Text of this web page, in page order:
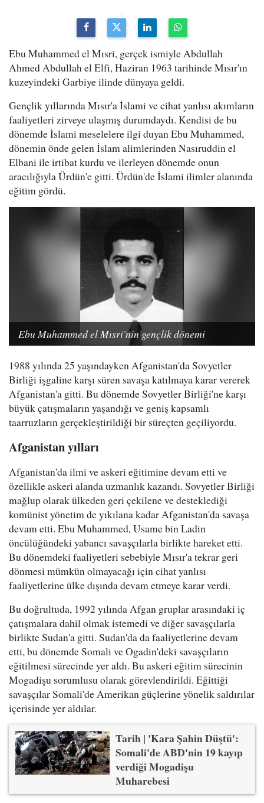
Ebu Muhammed el Mısri, gerçek ismiyle Abdullah
Ahmed Abdullah el Elfi, Haziran 1963 tarihinde Mısır'ın
kuzeyindeki Garbiye ilinde dünyaya geldi.
Gençlik yıllarında Mısır'a İslami ve cihat yanlısı akımların
faaliyetleri zirveye ulaşmış durumdaydı. Kendisi de bu
dönemde İslami meselelere ilgi duyan Ebu Muhammed,
dönemin önde gelen İslam alimlerinden Nasıruddin el
Elbani ile irtibat kurdu ve ilerleyen dönemde onun
aracılığıyla Ürdün'e gitti. Ürdün'de İslami ilimler alanında
eğitim gördü.
Ebu Muhammed el Mısri'nin gençlik dönemi
1988 yılında 25 yaşındayken Afganistan'da Sovyetler
Birliği işgaline karşı süren savaşa katılmaya karar vererek
Afganistan'a gitti. Bu dönemde Sovyetler Birliği'ne karşı
büyük çatışmaların yaşandığı ve geniş kapsamlı
taarruzların gerçekleştirildiği bir süreçten geçiliyordu.
Afganistan yılları
Afganistan'da ilmi ve askeri eğitimine devam etti ve
özellikle askeri alanda uzmanlık kazandı. Sovyetler Birliği
mağlup olarak ülkeden geri çekilene ve desteklediği
komünist yönetim de yıkılana kadar Afganistan'da savaşa
devam etti. Ebu Muhammed, Usame bin Ladin
öncülüğündeki yabancı savaşçılarla birlikte hareket etti.
Bu dönemdeki faaliyetleri sebebiyle Mısır'a tekrar geri
dönmesi mümkün olmayacağı için cihat yanlısı
faaliyetlerine ülke dışında devam etmeye karar verdi.
Bu doğrultuda, 1992 yılında Afgan gruplar arasındaki iç
çatışmalara dahil olmak istemedi ve diğer savaşçılarla
birlikte Sudan'a gitti. Sudan'da da faaliyetlerine devam
etti, bu dönemde Somali ve Ogadin'deki savaşçıların
eğitilmesi sürecinde yer aldı. Bu askeri eğitim sürecinin
Mogadişu sorumlusu olarak görevlendirildi. Eğittiği
savaşçılar Somali'de Amerikan güçlerine yönelik saldırılar
içerisinde yer aldılar.
Tarih | 'Kara Şahin Düştü':
Somali'de ABD'nin 19 kayıp
verdiği Mogadişu
Muharebesi